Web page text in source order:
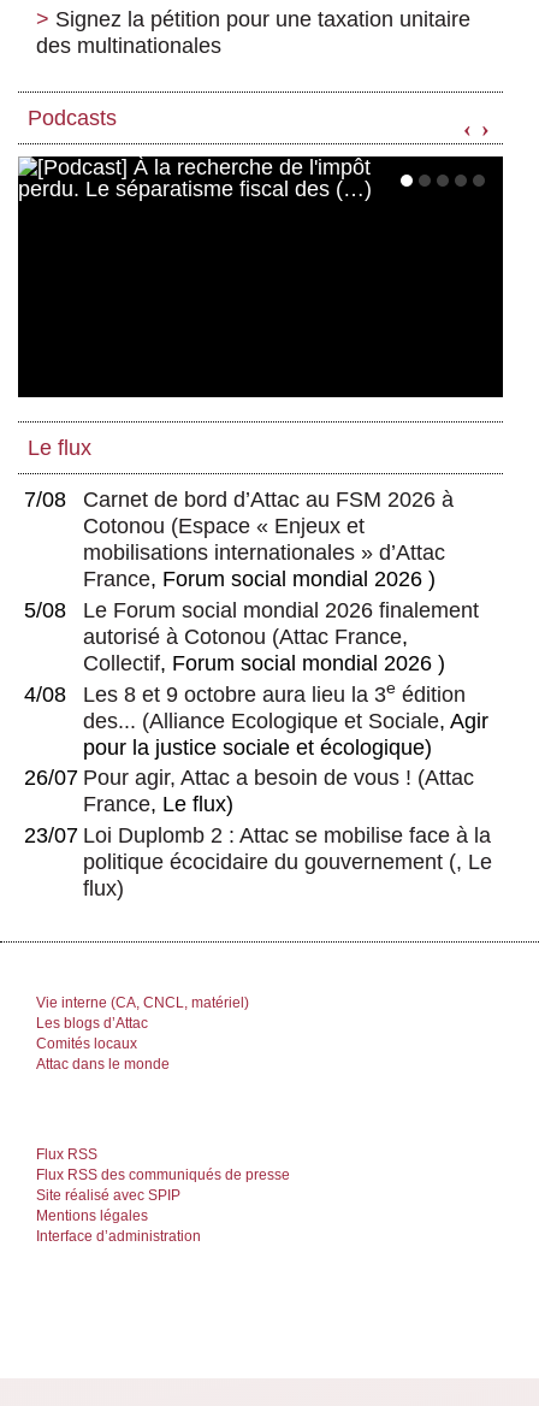
Signez la pétition pour une taxation unitaire
des multinationales
Podcasts ‹ ›
Le flux
7/08
Carnet de bord d’Attac au FSM 2026 à
Cotonou (Espace « Enjeux et
mobilisations internationales » d’Attac
France, Forum social mondial 2026 )
5/08
Le Forum social mondial 2026 finalement
autorisé à Cotonou (Attac France,
Collectif, Forum social mondial 2026 )
4/08
Les 8 et 9 octobre aura lieu la 3e édition
des... (Alliance Ecologique et Sociale, Agir
pour la justice sociale et écologique)
26/07 Pour agir, Attac a besoin de vous ! (Attac
France, Le flux)
23/07 Loi Duplomb 2 : Attac se mobilise face à la
politique écocidaire du gouvernement (, Le
flux)
Vie interne (CA, CNCL, matériel)
Les blogs d’Attac
Comités locaux
Attac dans le monde
Flux RSS
Flux RSS des communiqués de presse
Site réalisé avec SPIP
Mentions légales
Interface d’administration